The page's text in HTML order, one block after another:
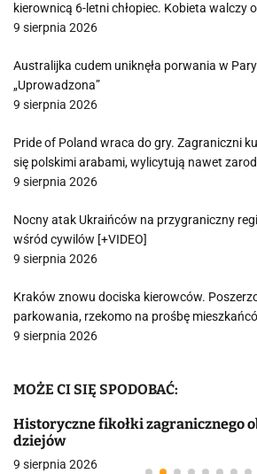
kierownicą 6-letni chłopiec. Kobieta walczy
9 sierpnia 2026
Australijka cudem uniknęła porwania w
„Uprowadzona”
9 sierpnia 2026
Pride of Poland wraca do gry. Zagraniczni
się polskimi arabami, wylicytują nawet
9 sierpnia 2026
Nocny atak Ukraińców na przygraniczny
wśród cywilów [+VIDEO]
9 sierpnia 2026
Kraków znowu dociska kierowców.
parkowania, rzekomo na prośbę
9 sierpnia 2026
MOŻE CI SIĘ SPODOBAĆ:
Historyczne fikołki zagranicznego
dziejów
9 sierpnia 2026